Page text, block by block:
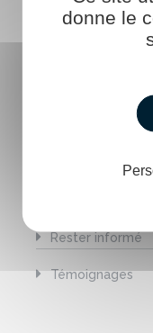
Agenda
La vie de La
Mémento / Guide
Rester informé
Témoignages
donne le